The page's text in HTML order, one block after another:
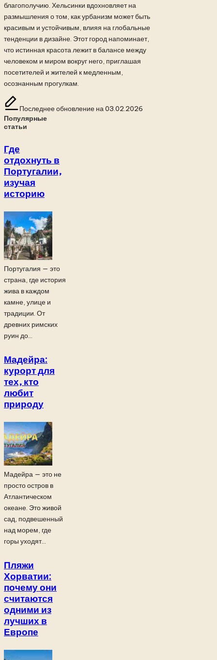
благополучию. Хельсинки вдохновляет на
размышления о том, как урбанизм может быть
красивым и устойчивым, влияя на глобальные
тенденции в дизайне. Этот город напоминает,
что истинная красота лежит в балансе между
человеком и миром вокруг него, приглашая
посетителей и жителей к медленным,
осознанным прогулкам.
Последнее обновление на 03.02.2026
Популярные
статьи
Где
отдохнуть в
Португалии,
изучая
историю
Португалия — это
страна, где история
жива в каждом
камне, улице и
традиции. От
древних римских
руин до...
Мадейра:
курорт для
тех, кто
любит
природу
Мадейра — это не
просто остров в
Атлантическом
океане. Это живой
сад, подвешенный
над морем, где
горы уходят...
Пляжи
Хорватии:
почему они
считаются
одними из
лучших в
Европе